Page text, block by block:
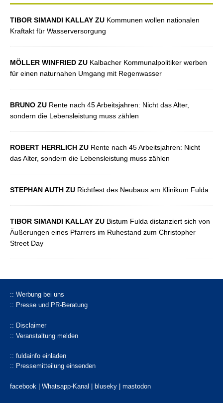
TIBOR SIMANDI KALLAY ZU Kommunen wollen nationalen
Kraftakt für Wasserversorgung
MÖLLER WINFRIED ZU Kalbacher Kommunalpolitiker werben
für einen naturnahen Umgang mit Regenwasser
BRUNO ZU Rente nach 45 Arbeitsjahren: Nicht das Alter,
sondern die Lebensleistung muss zählen
ROBERT HERRLICH ZU Rente nach 45 Arbeitsjahren: Nicht
das Alter, sondern die Lebensleistung muss zählen
STEPHAN AUTH ZU Richtfest des Neubaus am Klinikum Fulda
TIBOR SIMANDI KALLAY ZU Bistum Fulda distanziert sich von
Äußerungen eines Pfarrers im Ruhestand zum Christopher
Street Day
:: Werbung bei uns
:: Presse und PR-Beratung
:: Disclaimer
:: Veranstaltung melden
:: fuldainfo einladen
:: Pressemitteilung einsenden
facebook | Whatsapp-Kanal bluseky mastodon